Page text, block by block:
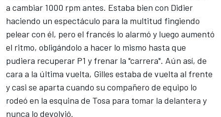
a cambiar 1000 rpm antes. Estaba bien con Didier
haciendo un espectáculo para la multitud fingiendo
pelear con él, pero el francés lo alarmó y luego aumentó
el ritmo, obligándolo a hacer lo mismo hasta que
pudiera recuperar P1 y frenar la "carrera". Aún así, de
cara a la última vuelta, Gilles estaba de vuelta al frente
y casi se aparta cuando su compañero de equipo lo
rodeó en la esquina de Tosa para tomar la delantera y
nunca lo devolvió.